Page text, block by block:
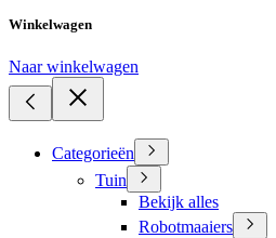
Winkelwagen
Naar winkelwagen
Categorieën
Tuin
Bekijk alles
Robotmaaiers